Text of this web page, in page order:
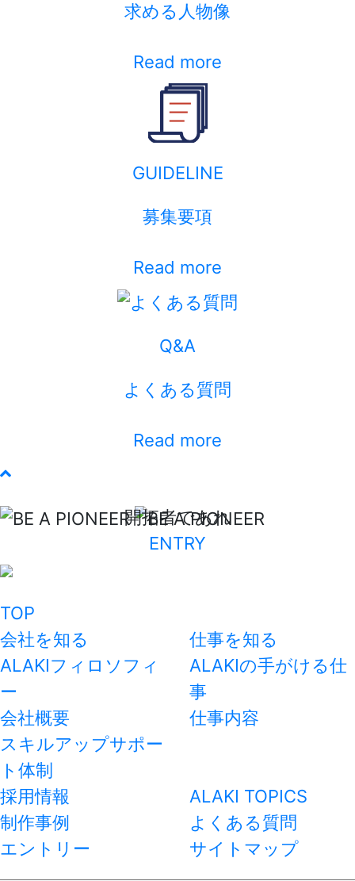
求める人物像
Read more
GUIDELINE
募集要項
Read more
Q&A
よくある質問
Read more
開拓者であれ
ENTRY
TOP
会社を知る
ALAKIフィロソフィ
ー
会社概要
スキルアップサポー
ト体制
仕事を知る
ALAKIの手がける仕
事
仕事内容
採用情報
ALAKI TOPICS
制作事例
よくある質問
エントリー
サイトマップ